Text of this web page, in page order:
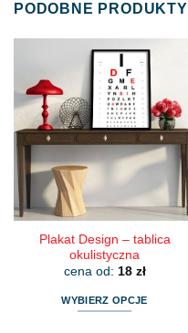
PODOBNE PRODUKTY
Plakat Design – tablica
okulistyczna
cena od: 18 zł
WYBIERZ OPCJE